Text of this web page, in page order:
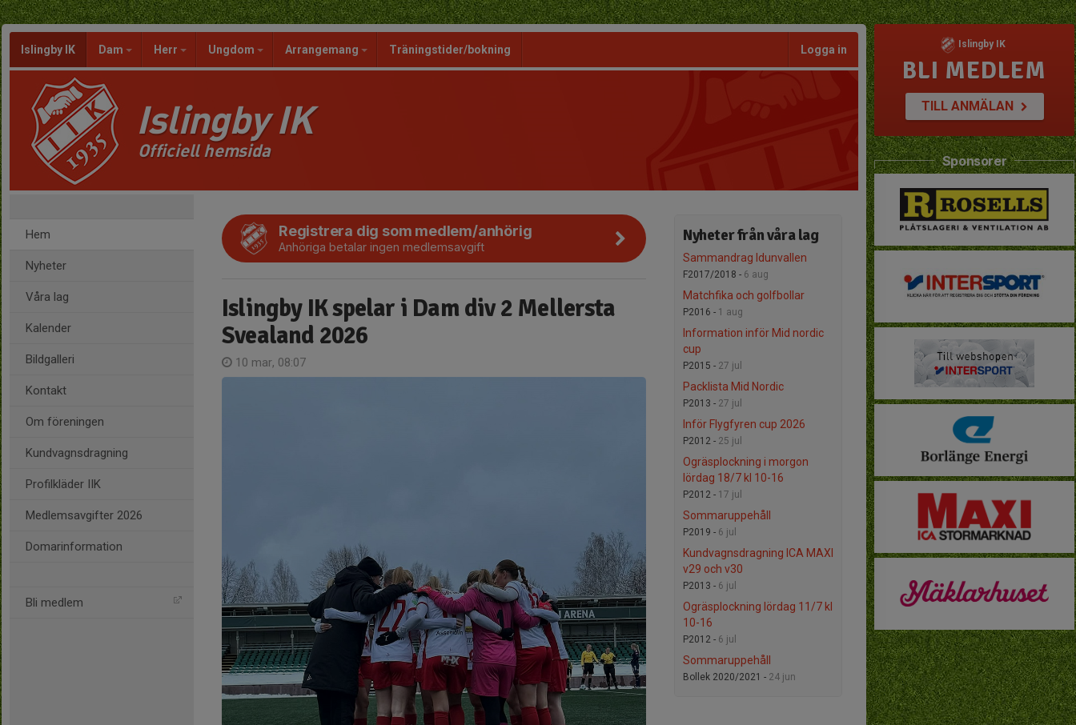
Islingby IK Dam Herr Ungdom Arrangemang Träningstider/bokning Logga in
Islingby IK
Officiell hemsida
Hem
Nyheter
Våra lag
Kalender
Bildgalleri
Kontakt
Om föreningen
Kundvagnsdragning
Profilkläder IIK
Medlemsavgifter 2026
Domarinformation
Bli medlem
Nyheter från våra lag
Sammandrag Idunvallen
F2017/2018 - 6 aug
Matchfika och golfbollar
P2016 - 1 aug
Information inför Mid nordic
cup
P2015 - 27 jul
Packlista Mid Nordic
P2013 - 27 jul
Inför Flygfyren cup 2026
P2012 - 25 jul
Ogräsplockning i morgon
lördag 18/7 kl 10-16
P2012 - 17 jul
Sommaruppehåll
P2019 - 6 jul
Kundvagnsdragning ICA MAXI
v29 och v30
P2013 - 6 jul
Ogräsplockning lördag 11/7 kl
10-16
P2012 - 6 jul
Sommaruppehåll
Bollek 2020/2021 - 24 jun
Registrera dig som medlem/anhörig
Anhöriga betalar ingen medlemsavgift
Islingby IK spelar i Dam div 2 Mellersta
Svealand 2026
10 mar, 08:07
Islingby IK
BLI MEDLEM
TILL ANMÄLAN
Sponsorer